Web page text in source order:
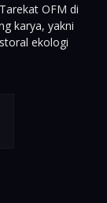
OFM di
karya, yakni
ekologi